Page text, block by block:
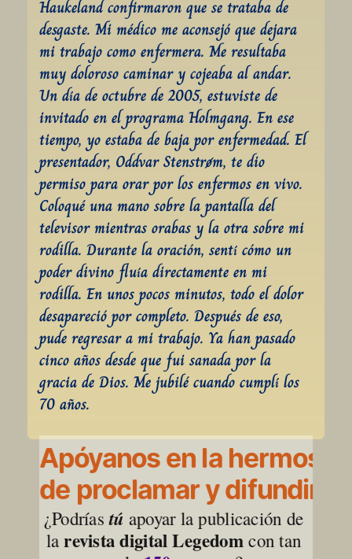
Haukeland confirmaron que se trataba de
desgaste. Mi médico me aconsejó que dejara
mi trabajo como enfermera. Me resultaba
muy doloroso caminar y cojeaba al andar.
Un día de octubre de 2005, estuviste de
invitado en el programa Holmgang. En ese
tiempo, yo estaba de baja por enfermedad. El
presentador, Oddvar Stenstrøm, te dio
permiso para orar por los enfermos en vivo.
Coloqué una mano sobre la pantalla del
televisor mientras orabas y la otra sobre mi
rodilla. Durante la oración, sentí cómo un
poder divino fluía directamente en mi
rodilla. En unos pocos minutos, todo el dolor
desapareció por completo. Después de eso,
pude regresar a mi trabajo. Ya han pasado
cinco años desde que fui sanada por la
gracia de Dios. Me jubilé cuando cumplí los
70 años.
Apóyanos en la hermosa
de proclamar y difundir la
¿Podrías tú apoyar la publicación de
la revista digital Legedom con tan